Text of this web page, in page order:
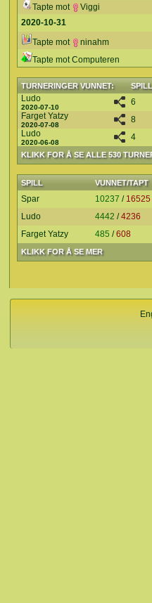
Tapte mot
Viggi
2020-10-31
Tapte mot
ninahm
Tapte mot Computeren
TURNERINGER VUNNET:
KLIKK FOR Å SE ALLE 530
Ludo
2020-07-10
6
Farget Yatzy
2020-07-08
8
Ludo
2020-06-08
4
SPILL VUNNET/TAPT
KLIKK FOR Å SE MER
Spar 10237 / 16525
Ludo
4442 /4236
Farget Yatzy
485 /608